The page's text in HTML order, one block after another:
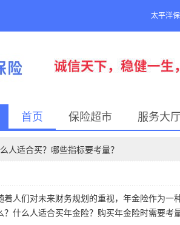
太平洋
首页 保险超市 服务大
人适合买？哪些指标要考量？
着人们对未来财务规划的重视，年金险作为
？什么人适合买年金险？购买年金险时需要